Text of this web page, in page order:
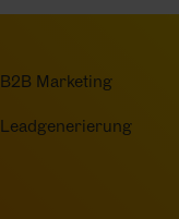
B2B Marketing
Leadgenerierung